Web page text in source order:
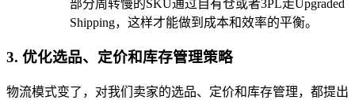
部分周转慢的SKU通过自有仓或者3PL走Upgraded
Shipping，这样才能做到成本和效率的平衡。
3. 优化选品、定价和库存管理策略
物流模式变了，对我们卖家的选品、定价和库存管理，都提出